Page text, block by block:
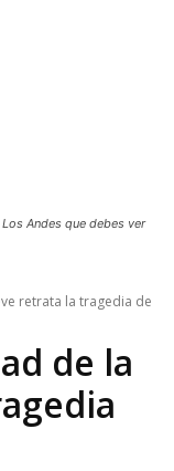
Andes que debes ver
retrata la tragedia de
de la